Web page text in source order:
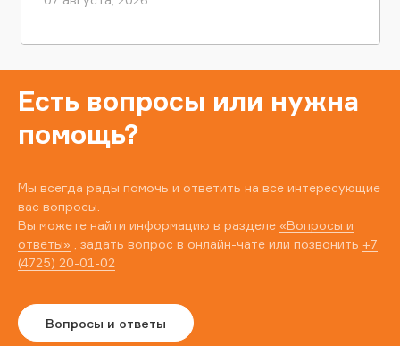
Есть вопросы или нужна
помощь?
Мы всегда рады помочь и ответить на все интересующие
вас вопросы.
Вы можете найти информацию в разделе «Вопросы и
ответы» , задать вопрос в онлайн-чате или позвонить +7
(4725) 20-01-02
Вопросы и ответы